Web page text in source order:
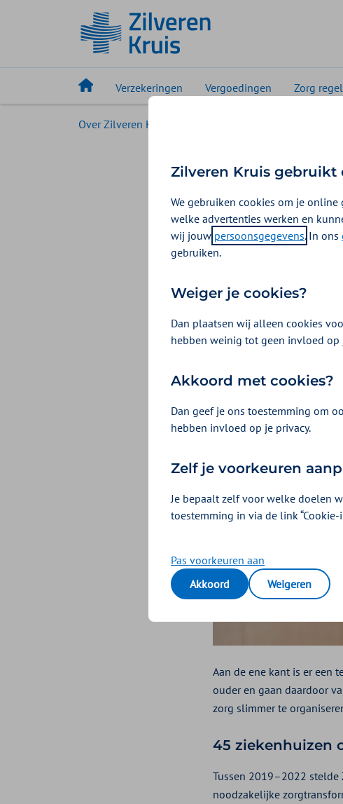
Verzekeringen Vergoedingen Zorg
Over Zilveren Kruis
Zilveren
ruim 40
transformatie- en
die ze nu leveren.
zorgtransformatie.
Aan de ene kant is er een
ouder en gaan daardoor
zorg slimmer te
45 ziekenhuizen
Tussen 2019–2022 stelde
noodzakelijke
Zilveren Kruis gebruikt
We gebruiken cookies om je
welke advertenties werken en
wij jouw persoonsgegevens. In ons
gebruiken.
Weiger je cookies?
Dan plaatsen wij alleen cookies
hebben weinig tot geen invloed op
Akkoord met cookies?
Dan geef je ons toestemming om
hebben invloed op je privacy.
Zelf je voorkeuren
Je bepaalt zelf voor welke doelen
toestemming in via de link
Pas voorkeuren aan
Akkoord
Weigeren